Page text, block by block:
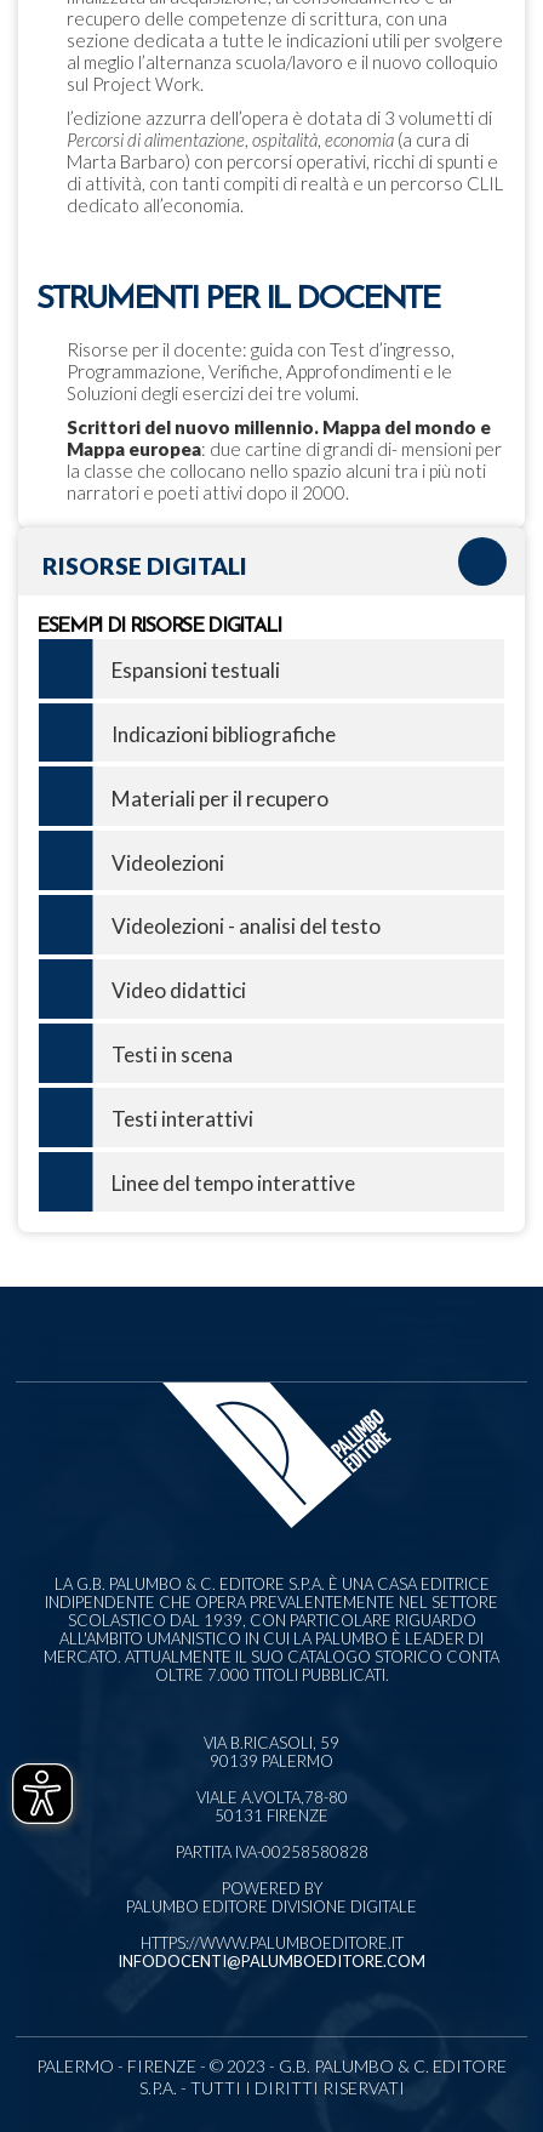
recupero delle competenze di scrittura, con una
sezione dedicata a tutte le indicazioni utili per svolgere
al meglio l’alternanza scuola/lavoro e il nuovo colloquio
sul Project Work.
l’edizione azzurra dell’opera è dotata di 3 volumetti di
Percorsi di alimentazione, ospitalità, economia (a cura di
Marta Barbaro) con percorsi operativi, ricchi di spunti e
di attività, con tanti compiti di realtà e un percorso CLIL
dedicato all’economia.
STRUMENTI PER IL DOCENTE
Risorse per il docente: guida con Test d’ingresso,
Programmazione, Verifiche, Approfondimenti e le
Soluzioni degli esercizi dei tre volumi.
Scrittori del nuovo millennio. Mappa del mondo e
Mappa europea: due cartine di grandi di- mensioni per
la classe che collocano nello spazio alcuni tra i più noti
narratori e poeti attivi dopo il 2000.
RISORSE DIGITALI
ESEMPI DI RISORSE DIGITALI
Espansioni testuali
Indicazioni bibliografiche
Materiali per il recupero
Videolezioni
Videolezioni - analisi del testo
Video didattici
Testi in scena
Testi interattivi
Linee del tempo interattive
LA G.B. PALUMBO & C. EDITORE S.P.A. È UNA CASA EDITRICE
INDIPENDENTE CHE OPERA PREVALENTEMENTE NEL SETTORE
SCOLASTICO DAL 1939, CON PARTICOLARE RIGUARDO
ALL'AMBITO UMANISTICO IN CUI LA PALUMBO È LEADER DI
MERCATO. ATTUALMENTE IL SUO CATALOGO STORICO CONTA
OLTRE 7.000 TITOLI PUBBLICATI.
VIA B.RICASOLI, 59
90139 PALERMO
VIALE A.VOLTA,78-80
50131 FIRENZE
PARTITA IVA-00258580828
POWERED BY
PALUMBO EDITORE DIVISIONE DIGITALE
HTTPS://WWW.PALUMBOEDITORE.IT
INFODOCENTI@PALUMBOEDITORE.COM
PALERMO - FIRENZE - © 2023 - G.B. PALUMBO & C. EDITORE
S.P.A. - TUTTI I DIRITTI RISERVATI